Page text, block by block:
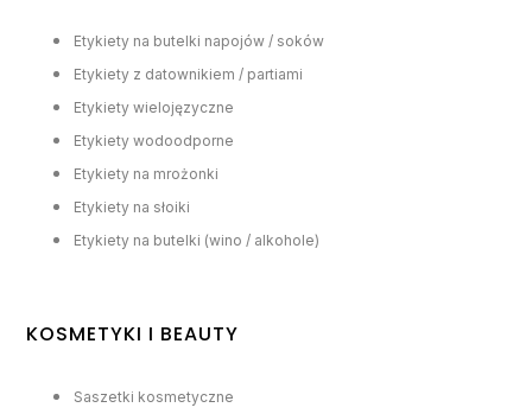
Etykiety na butelki napojów / soków
Etykiety z datownikiem / partiami
Etykiety wielojęzyczne
Etykiety wodoodporne
Etykiety na mrożonki
Etykiety na słoiki
Etykiety na butelki (wino / alkohole)
KOSMETYKI I BEAUTY
Saszetki kosmetyczne